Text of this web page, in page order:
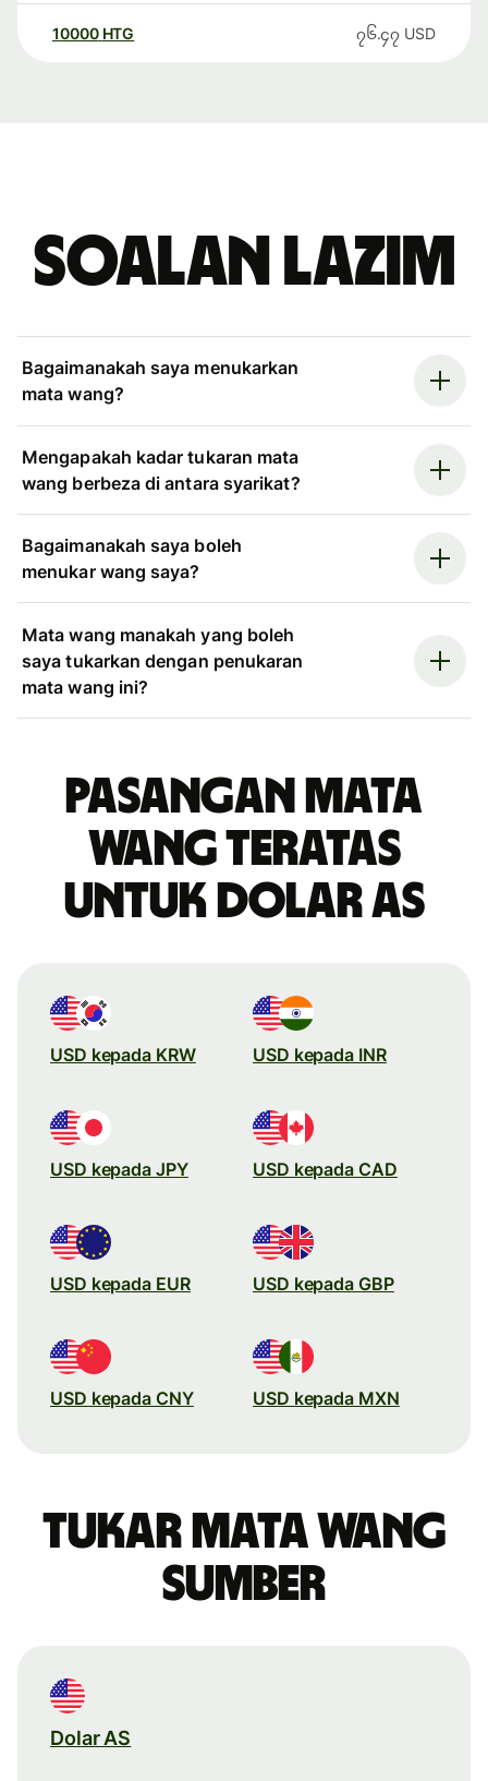
10000 HTG ၇၆.၄၇ USD
Soalan Lazim
Bagaimanakah saya menukarkan
mata wang?
Mengapakah kadar tukaran mata
wang berbeza di antara syarikat?
Bagaimanakah saya boleh
menukar wang saya?
Mata wang manakah yang boleh
saya tukarkan dengan penukaran
mata wang ini?
Pasangan mata
wang teratas
untuk dolar AS
USD kepada KRW USD kepada INR
USD kepada JPY USD kepada CAD
USD kepada EUR USD kepada GBP
USD kepada CNY USD kepada MXN
Tukar mata wang
sumber
Dolar AS